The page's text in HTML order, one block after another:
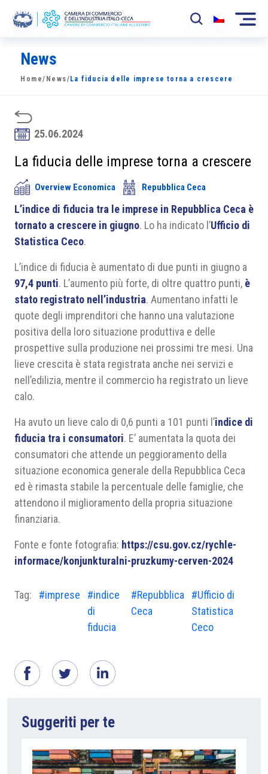
La Camera
News
Eventi
Sviluppo Mercato
Soci
Partner
Progetti
News
Home/ News/ La fiducia delle imprese torna a crescere
25.06.2024
La fiducia delle imprese torna a crescere
Overview Economica Repubblica Ceca
L’indice di fiducia tra le imprese in Repubblica Ceca è
tornato a crescere in giugno. Lo ha indicato l’Ufficio di
Statistica Ceco.
L’indice di fiducia è aumentato di due punti in giugno a
97,4 punti. L’aumento più forte, di oltre quattro punti, è
stato registrato nell’industria. Aumentano infatti le
quote degli imprenditori che hanno una valutazione
positiva della loro situazione produttiva e delle
prospettive sulla produzione nei prossimi tre mesi. Una
lieve crescita è stata registrata anche nei servizi e
nell’edilizia, mentre il commercio ha registrato un lieve
calo.
Ha avuto un lieve calo di 0,6 punti a 101 punti l’indice di
fiducia tra i consumatori. E’ aumentata la quota dei
consumatori che attende un peggioramento della
situazione economica generale della Repubblica Ceca
ed è rimasta stabile la percentuale delle famiglie, che
attendono il miglioramento della propria situazione
finanziaria.
Fonte e fonte fotografia: https://csu.gov.cz/rychle-
informace/konjunkturalni-pruzkumy-cerven-2024
Tag: #imprese
#indice
di
fiducia
#Repubblica
Ceca
#Ufficio di
Statistica
Ceco
Suggeriti per te